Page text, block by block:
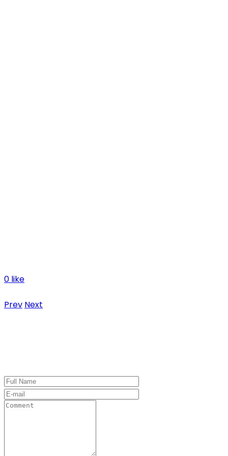
0 like
Prev Next